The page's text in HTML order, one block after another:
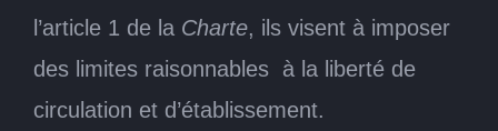
l’article 1 de la Charte, ils visent à imposer
des limites raisonnables à la liberté de
circulation et d’établissement.